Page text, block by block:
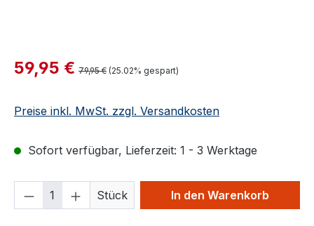
Verkaufspreis:
59,95 € Regulärer Preis:
79,95 € (25.02% gespart)
Preise inkl. MwSt. zzgl. Versandkosten
Sofort verfügbar, Lieferzeit: 1 - 3 Werktage
Produkt Anzahl: Gib den
Stück In den Warenkorb